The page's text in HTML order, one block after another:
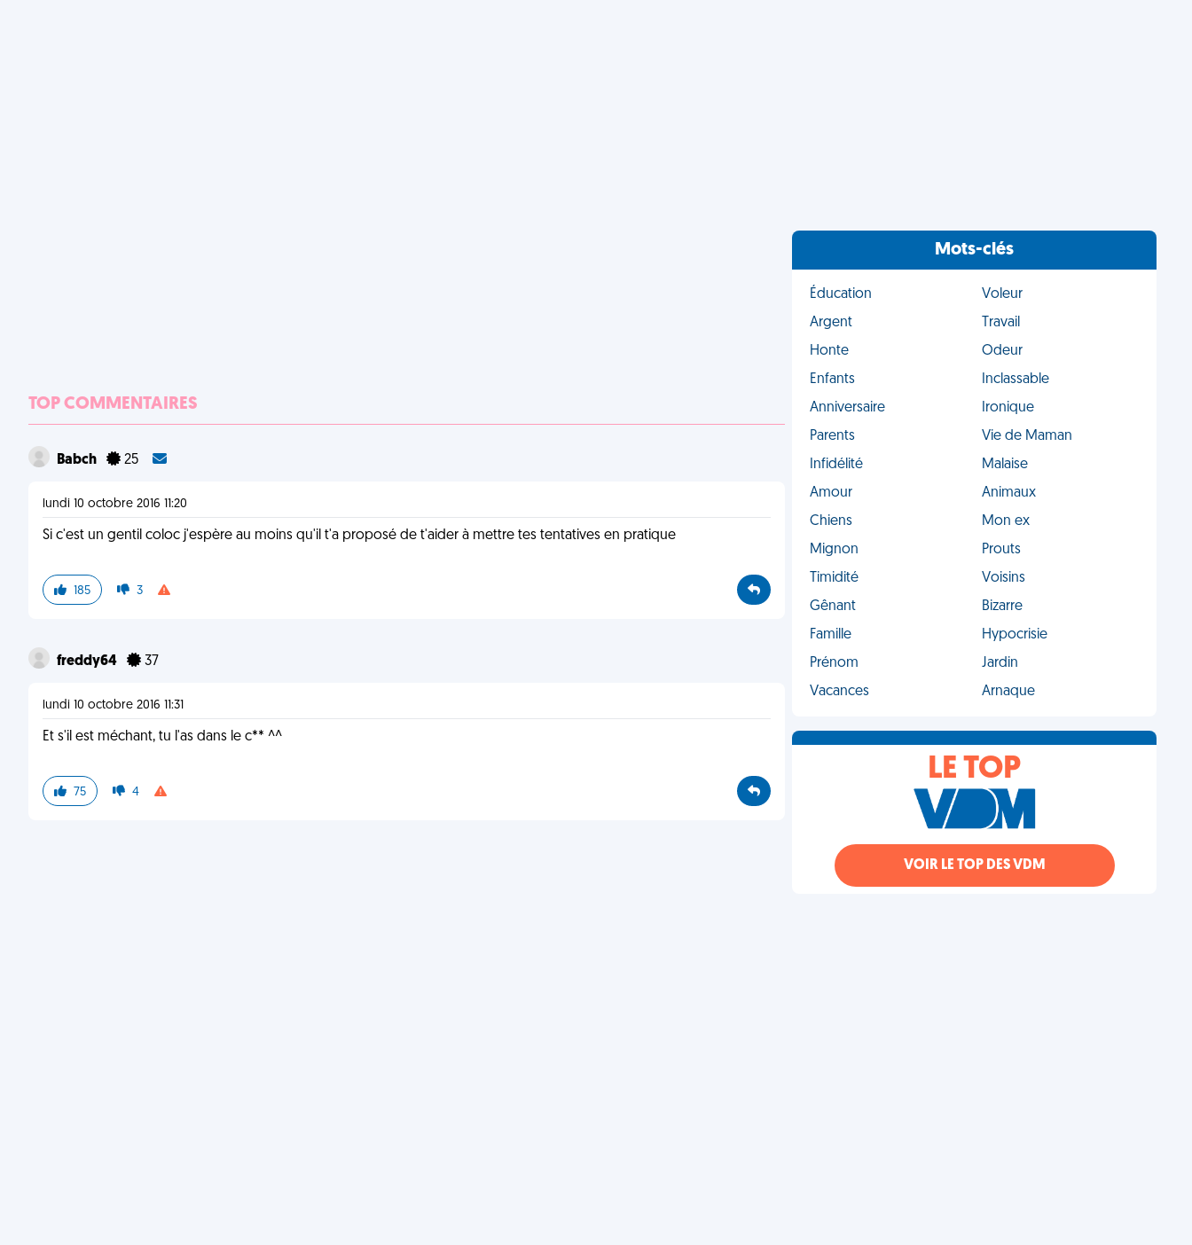
TOP COMMENTAIRES
Babch 25
lundi 10 octobre 2016 11:20
Si c'est un gentil coloc j'espère au moins qu'il t'a proposé de t'aider à mettre tes tentatives en pratique
185 3
freddy64 37
lundi 10 octobre 2016 11:31
Et s'il est méchant, tu l'as dans le c** ^^
75 4
Mots-clés
Éducation
Voleur
Argent
Travail
Honte
Odeur
Enfants
Inclassable
Anniversaire
Ironique
Parents
Vie de Maman
Infidélité
Malaise
Amour
Animaux
Chiens
Mon ex
Mignon
Prouts
Timidité
Voisins
Gênant
Bizarre
Famille
Hypocrisie
Prénom
Jardin
Vacances
Arnaque
LE TOP
VOIR LE TOP DES VDM